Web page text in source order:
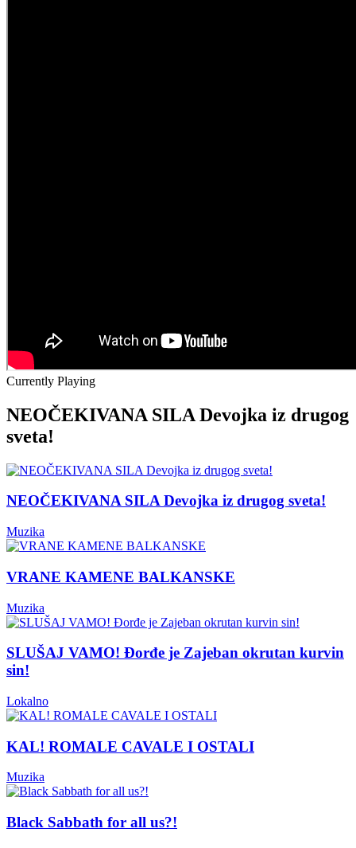
Currently Playing
NEOČEKIVANA SILA Devojka iz drugog
sveta!
NEOČEKIVANA SILA Devojka iz drugog sveta!
Muzika
VRANE KAMENE BALKANSKE
Muzika
SLUŠAJ VAMO! Đorđe je Zajeban okrutan kurvin
sin!
Lokalno
KAL! ROMALE CAVALE I OSTALI
Muzika
Black Sabbath for all us?!